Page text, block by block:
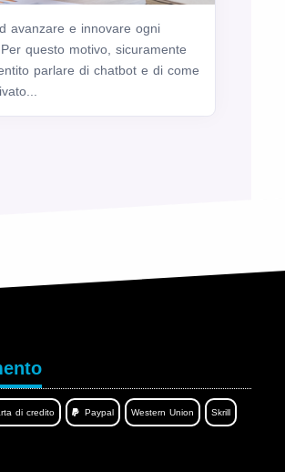
avanzare e innovare ogni
questo motivo, sicuramente
parlare di chatbot e di come
di credito Paypal Western Union Skrill